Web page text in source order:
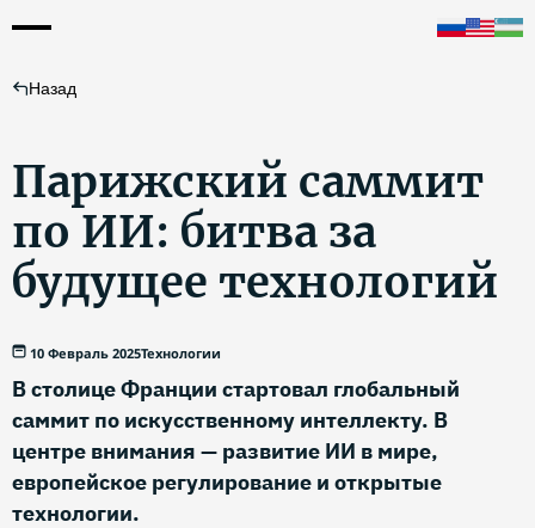
Назад
Парижский саммит
по ИИ: битва за
будущее технологий
10 Февраль 2025Технологии
В столице Франции стартовал глобальный
саммит по искусственному интеллекту. В
центре внимания — развитие ИИ в мире,
европейское регулирование и открытые
технологии.